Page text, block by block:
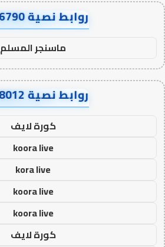
روابط نصية AA26790
ماسنجر المسلم
روابط نصية AA18012
كورة لايف
koora live
kora live
koora live
koora live
كورة لايف